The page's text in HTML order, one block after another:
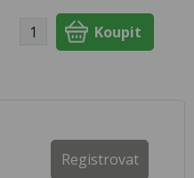
Registrovat